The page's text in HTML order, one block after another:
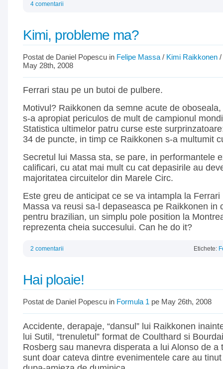
4 comentarii
Kimi, probleme ma?
Postat de Daniel Popescu in Felipe Massa / Kimi Raikkonen /
May 28th, 2008
Ferrari stau pe un butoi de pulbere.
Motivul? Raikkonen da semne acute de
s-a apropiat periculos de mult de campionul
Statistica ultimelor patru curse este
34 de puncte, in timp ce Raikkonen s-a multumit
Secretul lui Massa sta, se pare, in performantele
calificari, cu atat mai mult cu cat depasirile au
majoritatea circuitelor din Marele Circ.
Este greu de anticipat ce se va intampla la
Massa va reusi sa-l depaseasca pe Raikkonen in
pentru brazilian, un simplu pole position la
reprezenta cheia succesului. Can he do it?
2 comentarii Etichete:
Hai ploaie!
Postat de Daniel Popescu in Formula 1 pe May 26th, 2008
Accidente, derapaje, “dansul” lui Raikkonen
lui Sutil, “trenuletul” format de Coulthard si
Rosberg sau manevra disperata a lui Alonso de a
sunt doar cateva dintre evenimentele care au